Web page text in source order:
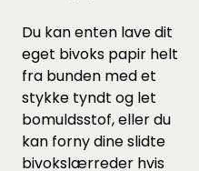
Du kan enten lave dit
eget bivoks papir helt
fra bunden med et
stykke tyndt og let
bomuldsstof, eller du
kan forny dine slidte
bivokslærreder hvis